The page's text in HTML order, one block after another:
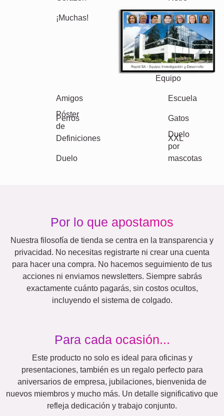
Jubilación
Números
Texto
Cumpleaños